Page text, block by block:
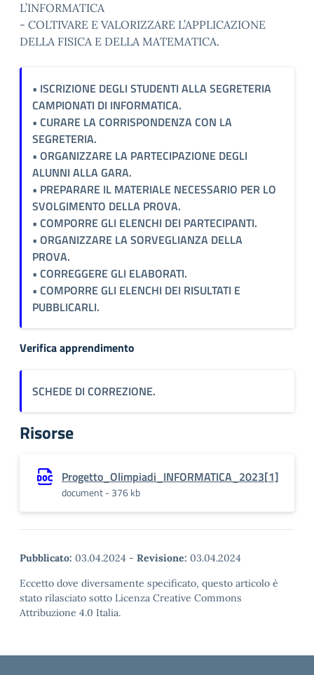
L’INFORMATICA
- COLTIVARE E VALORIZZARE L’APPLICAZIONE
DELLA FISICA E DELLA MATEMATICA.
• ISCRIZIONE DEGLI STUDENTI ALLA SEGRETERIA
CAMPIONATI DI INFORMATICA.
• CURARE LA CORRISPONDENZA CON LA
SEGRETERIA.
• ORGANIZZARE LA PARTECIPAZIONE DEGLI
ALUNNI ALLA GARA.
• PREPARARE IL MATERIALE NECESSARIO PER LO
SVOLGIMENTO DELLA PROVA.
• COMPORRE GLI ELENCHI DEI PARTECIPANTI.
• ORGANIZZARE LA SORVEGLIANZA DELLA
PROVA.
• CORREGGERE GLI ELABORATI.
• COMPORRE GLI ELENCHI DEI RISULTATI E
PUBBLICARLI.
Verifica apprendimento
SCHEDE DI CORREZIONE.
Risorse
Progetto_Olimpiadi_INFORMATICA_2023[1]
document - 376 kb
Pubblicato: 03.04.2024 - Revisione: 03.04.2024
Eccetto dove diversamente specificato, questo articolo è
stato rilasciato sotto Licenza Creative Commons
Attribuzione 4.0 Italia.